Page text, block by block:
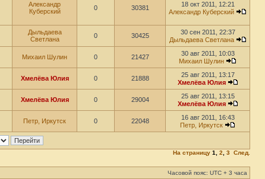
Александр
Куберский
0 30381
18 окт 2011, 12:21
Александр Куберский
Дыльдаева
Светлана
0 30425
30 сен 2011, 22:37
Дыльдаева Светлана
Михаил Шулин 0 21427
30 авг 2011, 10:03
Михаил Шулин
Хмелёва Юлия 0 21888
25 авг 2011, 13:17
Хмелёва Юлия
Хмелёва Юлия 0 29004
25 авг 2011, 13:15
Хмелёва Юлия
Петр, Иркутск 0 22048
16 авг 2011, 16:43
Петр, Иркутск
На страницу 1 2 3 След.
Часовой пояс: UTC + 3 часа